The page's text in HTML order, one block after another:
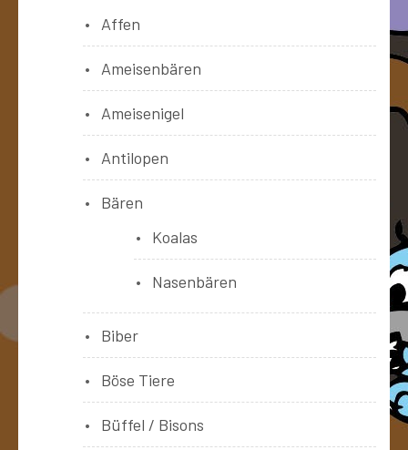
Affen
Ameisenbären
Ameisenigel
Antilopen
Bären
Koalas
Nasenbären
Biber
Böse Tiere
Büffel / Bisons